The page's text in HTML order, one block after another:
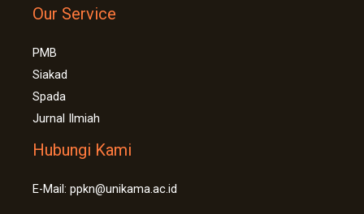
Our Service
PMB
Siakad
Spada
Jurnal Ilmiah
Hubungi Kami
E-Mail: ppkn@unikama.ac.id